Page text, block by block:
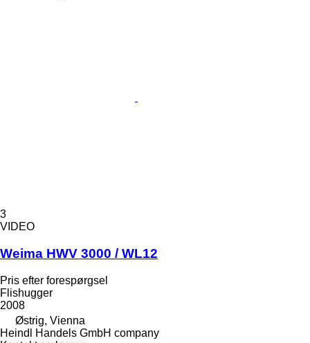
3
VIDEO
Weima HWV 3000 / WL12
Pris efter forespørgsel
Flishugger
2008
Østrig, Vienna
Heindl Handels GmbH company